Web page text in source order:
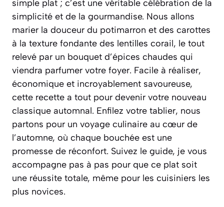
simple plat ; c’est une véritable célébration de la
simplicité et de la gourmandise. Nous allons
marier la douceur du potimarron et des carottes
à la texture fondante des lentilles corail, le tout
relevé par un bouquet d’épices chaudes qui
viendra parfumer votre foyer. Facile à réaliser,
économique et incroyablement savoureuse,
cette recette a tout pour devenir votre nouveau
classique automnal. Enfilez votre tablier, nous
partons pour un voyage culinaire au cœur de
l’automne, où chaque bouchée est une
promesse de réconfort. Suivez le guide, je vous
accompagne pas à pas pour que ce plat soit
une réussite totale, même pour les cuisiniers les
plus novices.